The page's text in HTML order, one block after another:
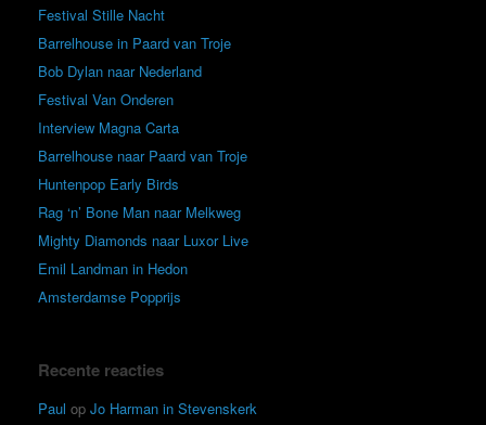
Festival Stille Nacht
Barrelhouse in Paard van Troje
Bob Dylan naar Nederland
Festival Van Onderen
Interview Magna Carta
Barrelhouse naar Paard van Troje
Huntenpop Early Birds
Rag ‘n’ Bone Man naar Melkweg
Mighty Diamonds naar Luxor Live
Emil Landman in Hedon
Amsterdamse Popprijs
Recente reacties
Paul op Jo Harman in Stevenskerk